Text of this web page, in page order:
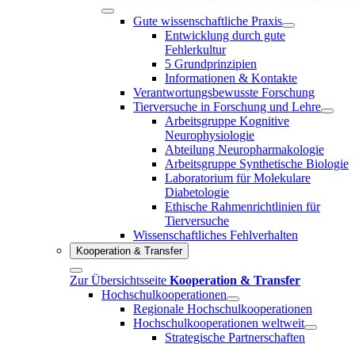
Gute wissenschaftliche Praxis
Entwicklung durch gute
Fehlerkultur
5 Grundprinzipien
Informationen & Kontakte
Verantwortungsbewusste Forschung
Tierversuche in Forschung und Lehre
Arbeitsgruppe Kognitive
Neurophysiologie
Abteilung Neuropharmakologie
Arbeitsgruppe Synthetische Biologie
Laboratorium für Molekulare
Diabetologie
Ethische Rahmenrichtlinien für
Tierversuche
Wissenschaftliches Fehlverhalten
Kooperation & Transfer
Zur Übersichtsseite Kooperation & Transfer
Hochschulkooperationen
Regionale Hochschulkooperationen
Hochschulkooperationen weltweit
Strategische Partnerschaften